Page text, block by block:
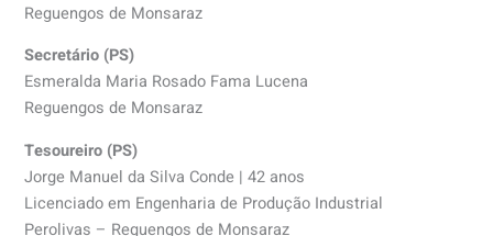
Reguengos de Monsaraz
Secretário (PS)
Esmeralda Maria Rosado Fama Lucena
Reguengos de Monsaraz
Tesoureiro (PS)
Jorge Manuel da Silva Conde | 42 anos
Licenciado em Engenharia de Produção Industrial
Perolivas – Reguengos de Monsaraz